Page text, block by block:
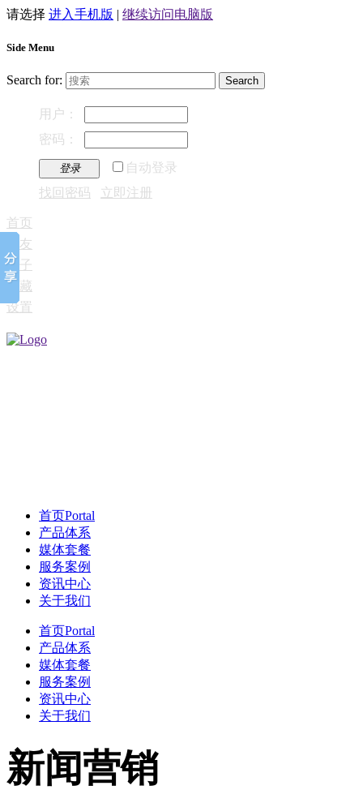
请选择 进入手机版 | 继续访问电脑版
Side Menu
Search for:
用户：
密码：
登录
自动登录
找回密码
立即注册
首页
好友
帖子
收藏
设置
首页Portal
产品体系
媒体套餐
服务案例
资讯中心
关于我们
首页Portal
产品体系
媒体套餐
服务案例
资讯中心
关于我们
新闻营销